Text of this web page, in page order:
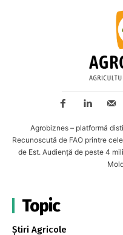
Agrobiznes – platformă
Recunoscută de FAO printre
de Est. Audiență de peste 4
Topic
Știri Agricole